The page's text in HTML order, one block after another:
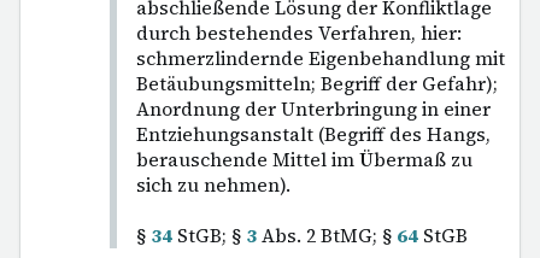
abschließende Lösung der Konfliktlage
durch bestehendes Verfahren, hier:
schmerzlindernde Eigenbehandlung mit
Betäubungsmitteln; Begriff der Gefahr);
Anordnung der Unterbringung in einer
Entziehungsanstalt (Begriff des Hangs,
berauschende Mittel im Übermaß zu
sich zu nehmen).
§ 34 StGB; § 3Abs. 2 BtMG; § 64 StGB